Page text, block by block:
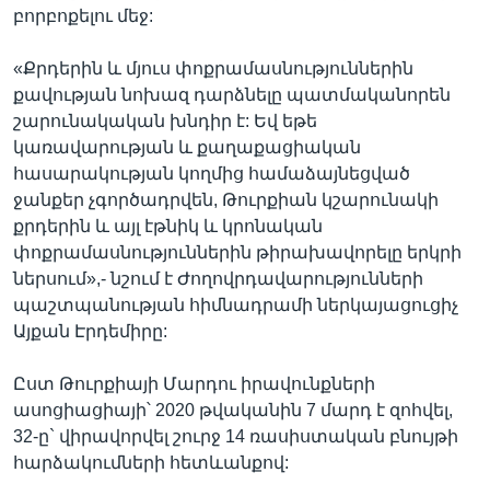
բորբոքելու մեջ:
«Քրդերին և մյուս փոքրամասնություններին
քավության նոխազ դարձնելը պատմականորեն
շարունակական խնդիր է: Եվ եթե
կառավարության և քաղաքացիական
հասարակության կողմից համաձայնեցված
ջանքեր չգործադրվեն, Թուրքիան կշարունակի
քրդերին և այլ էթնիկ և կրոնական
փոքրամասնություններին թիրախավորելը երկրի
ներսում»,- նշում է Ժողովրդավարությունների
պաշտպանության հիմնադրամի ներկայացուցիչ
Այքան Էրդեմիրը:
Ըստ Թուրքիայի Մարդու իրավունքների
ասոցիացիայի՝ 2020 թվականին 7 մարդ է զոհվել,
32-ը` վիրավորվել շուրջ 14 ռասիստական բնույթի
հարձակումների հետևանքով: